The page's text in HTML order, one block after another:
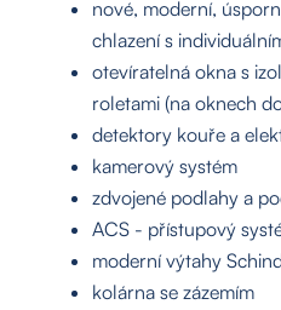
nové, moderní,
chlazení s
otevíratelná okna s
roletami (na oknech
detektory kouře a
kamerový systém
zdvojené podlahy a
ACS - přístupový
moderní výtahy
kolárna se zázemím